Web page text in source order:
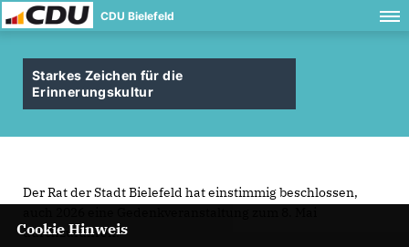
CDU Bielefeld
Starkes Zeichen für die
Erinnerungskultur
Der Rat der Stadt Bielefeld hat einstimmig beschlossen,
durchzuführen.
Cookie Hinweis